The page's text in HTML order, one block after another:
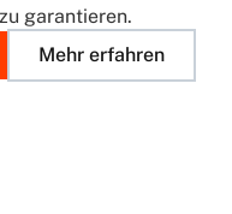
garantieren.
Mehr erfahren